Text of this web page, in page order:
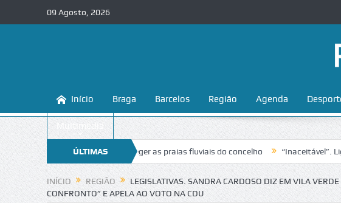
09 Agosto, 2026
Início Braga Barcelos Região Agenda
Multimédia
ÚLTIMAS
NOTÍCIAS
e proteger as praias fluviais do concelho “Inaceitável”. Liga para a Proteção
INÍCIO REGIÃO
LEGISLATIVAS. SANDRA CARDOSO DIZ EM VILA
CONFRONTO” E APELA AO VOTO NA CDU